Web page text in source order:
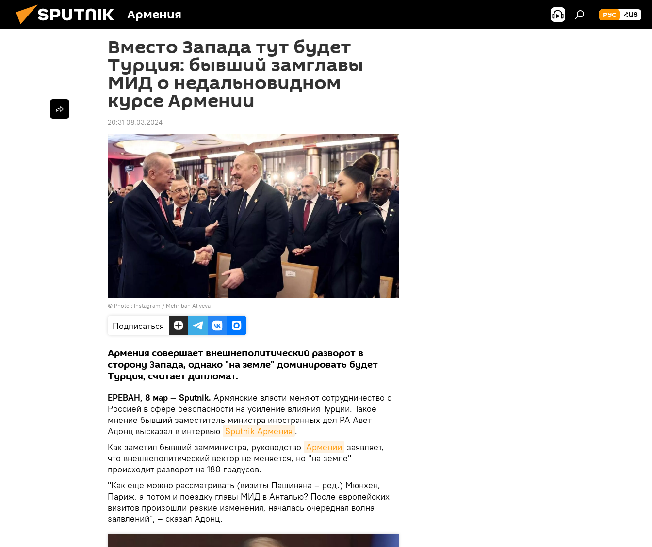
Армения РУС ՀԱՅ
Вместо Запада тут будет
Турция: бывший замглавы
МИД о недальновидном
курсе Армении
20:31 08.03.2024
© Photo : Instagram / Mehriban Aliyeva
Подписаться
Армения совершает внешнеполитический разворот в
сторону Запада, однако "на земле" доминировать будет
Турция, считает дипломат.
ЕРЕВАН, 8 мар — Sputnik. Армянские власти меняют сотрудничество с
Россией в сфере безопасности на усиление влияния Турции. Такое
мнение бывший заместитель министра иностранных дел РА Авет
Адонц высказал в интервью Sputnik Армения .
Как заметил бывший замминистра, руководство Армении заявляет,
что внешнеполитический вектор не меняется, но "на земле"
происходит разворот на 180 градусов.
"Как еще можно рассматривать (визиты Пашиняна – ред.) Мюнхен,
Париж, а потом и поездку главы МИД в Анталью? После европейских
визитов произошли резкие изменения, началась очередная волна
заявлений", – сказал Адонц.